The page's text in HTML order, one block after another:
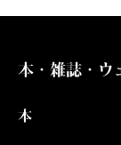
本・雑誌・ウ
本